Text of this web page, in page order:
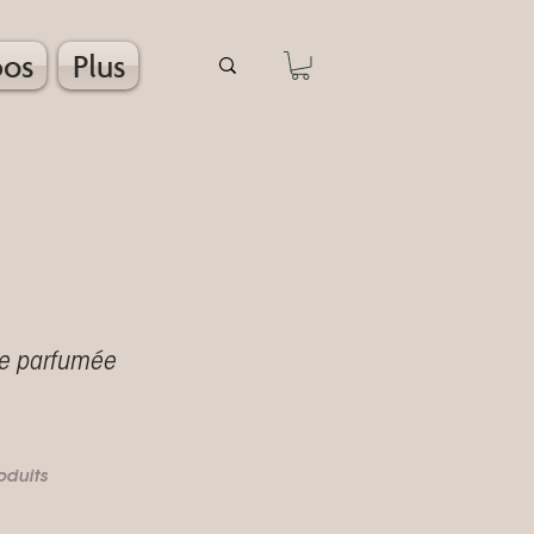
Plus
parfumée